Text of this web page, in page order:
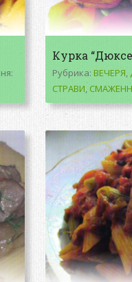
Курка
Рубрика:ВЕЧЕРЯ,
СТРАВИ,